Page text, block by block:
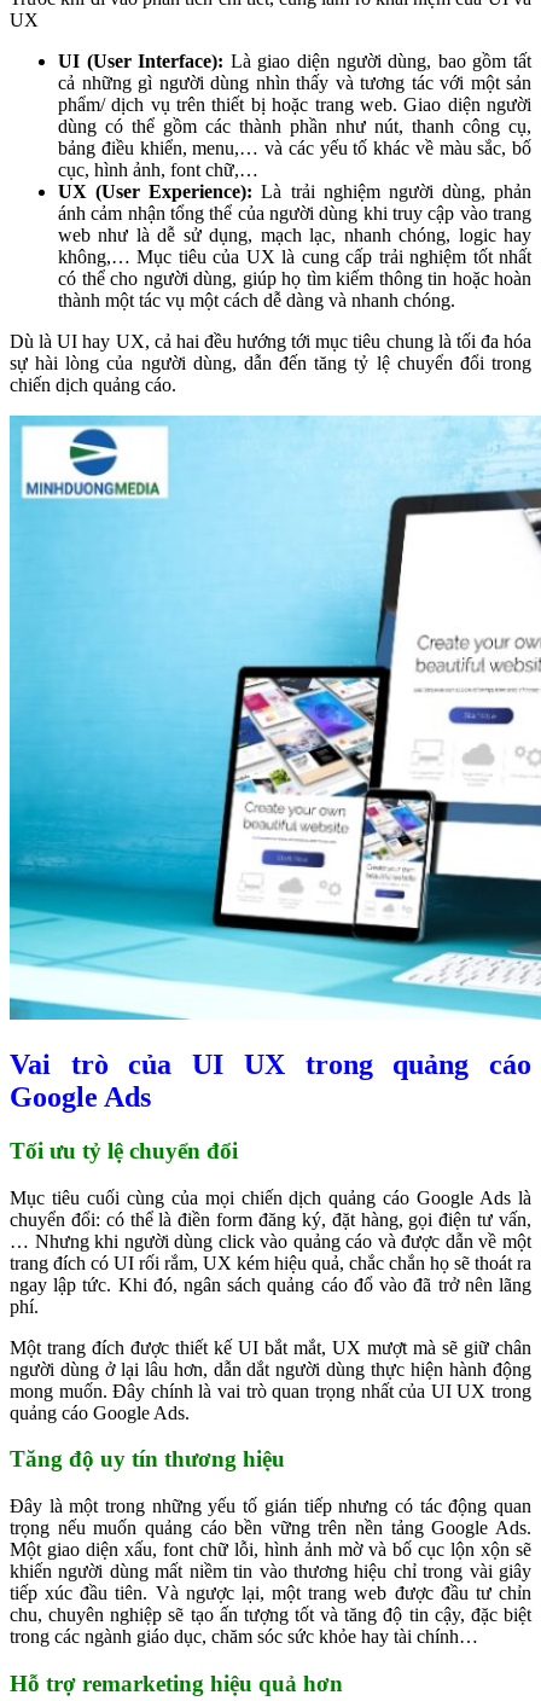
UX
UI (User Interface): Là giao diện người dùng, bao gồm tất
cả những gì người dùng nhìn thấy và tương tác với một sản
phẩm/ dịch vụ trên thiết bị hoặc trang web. Giao diện người
dùng có thể gồm các thành phần như nút, thanh công cụ,
bảng điều khiển, menu,… và các yếu tố khác về màu sắc, bố
cục, hình ảnh, font chữ,…
UX (User Experience): Là trải nghiệm người dùng, phản
ánh cảm nhận tổng thể của người dùng khi truy cập vào trang
web như là dễ sử dụng, mạch lạc, nhanh chóng, logic hay
không,… Mục tiêu của UX là cung cấp trải nghiệm tốt nhất
có thể cho người dùng, giúp họ tìm kiếm thông tin hoặc hoàn
thành một tác vụ một cách dễ dàng và nhanh chóng.
Dù là UI hay UX, cả hai đều hướng tới mục tiêu chung là tối đa hóa
sự hài lòng của người dùng, dẫn đến tăng tỷ lệ chuyển đổi trong
chiến dịch quảng cáo.
Vai trò của UI UX trong quảng cáo
Google Ads
Tối ưu tỷ lệ chuyển đổi
Mục tiêu cuối cùng của mọi chiến dịch quảng cáo Google Ads là
chuyển đổi: có thể là điền form đăng ký, đặt hàng, gọi điện tư vấn,
… Nhưng khi người dùng click vào quảng cáo và được dẫn về một
trang đích có UI rối rắm, UX kém hiệu quả, chắc chắn họ sẽ thoát ra
ngay lập tức. Khi đó, ngân sách quảng cáo đổ vào đã trở nên lãng
phí.
Một trang đích được thiết kế UI bắt mắt, UX mượt mà sẽ giữ chân
người dùng ở lại lâu hơn, dẫn dắt người dùng thực hiện hành động
mong muốn. Đây chính là vai trò quan trọng nhất của UI UX trong
quảng cáo Google Ads.
Tăng độ uy tín thương hiệu
Đây là một trong những yếu tố gián tiếp nhưng có tác động quan
trọng nếu muốn quảng cáo bền vững trên nền tảng Google Ads.
Một giao diện xấu, font chữ lỗi, hình ảnh mờ và bố cục lộn xộn sẽ
khiến người dùng mất niềm tin vào thương hiệu chỉ trong vài giây
tiếp xúc đầu tiên. Và ngược lại, một trang web được đầu tư chỉn
chu, chuyên nghiệp sẽ tạo ấn tượng tốt và tăng độ tin cậy, đặc biệt
trong các ngành giáo dục, chăm sóc sức khỏe hay tài chính…
Hỗ trợ remarketing hiệu quả hơn